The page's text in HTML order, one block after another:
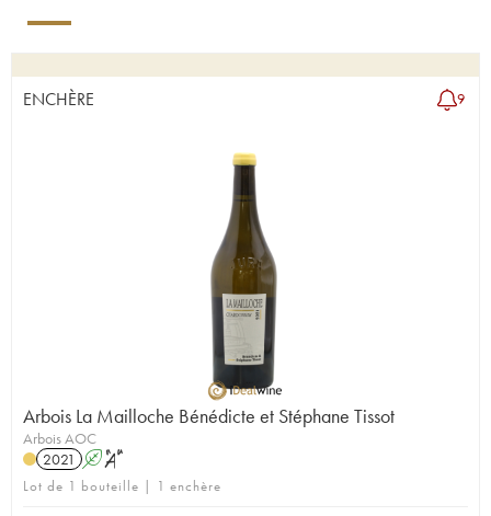
ENCHÈRE 9
Arbois La Mailloche Bénédicte et Stéphane Tissot
Arbois AOC
2021
A S
Lot de 1 bouteille | 1 enchère